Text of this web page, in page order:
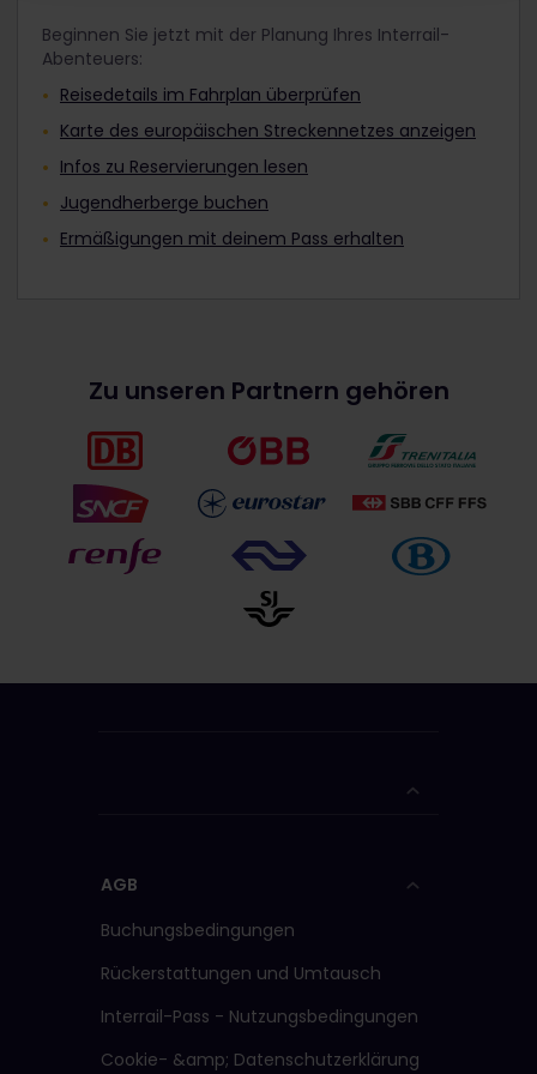
Beginnen Sie jetzt mit der Planung Ihres Interrail-
Abenteuers:
Reisedetails im Fahrplan überprüfen
Karte des europäischen Streckennetzes anzeigen
Infos zu Reservierungen lesen
Jugendherberge buchen
Ermäßigungen mit deinem Pass erhalten
Zu unseren Partnern gehören
AGB
Buchungsbedingungen
Rückerstattungen und Umtausch
Interrail-Pass - Nutzungsbedingungen
Cookie- &amp; Datenschutzerklärung